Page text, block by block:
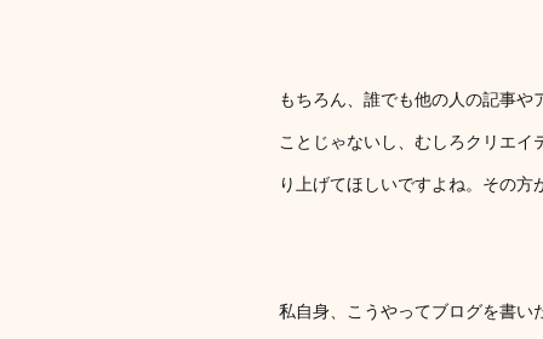
もちろん、誰でも他の人の記事
ことじゃないし、むしろクリエ
り上げてほしいですよね。その
私自身、こうやってブログを書い